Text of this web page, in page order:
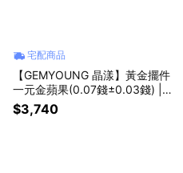
宅配商品
【GEMYOUNG 晶漾】黃金擺件
一元金蘋果(0.07錢±0.03錢) |
收藏儲蓄送禮
$3,740